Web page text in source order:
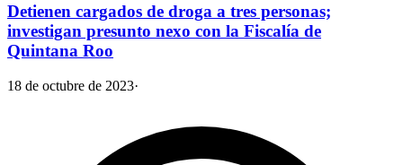
Detienen cargados de droga a tres personas;
investigan presunto nexo con la Fiscalía de
Quintana Roo
18 de octubre de 2023·